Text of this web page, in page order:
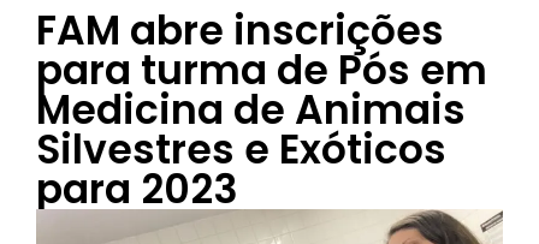
FAM abre inscrições
para turma de Pós em
Medicina de Animais
Silvestres e Exóticos
para 2023